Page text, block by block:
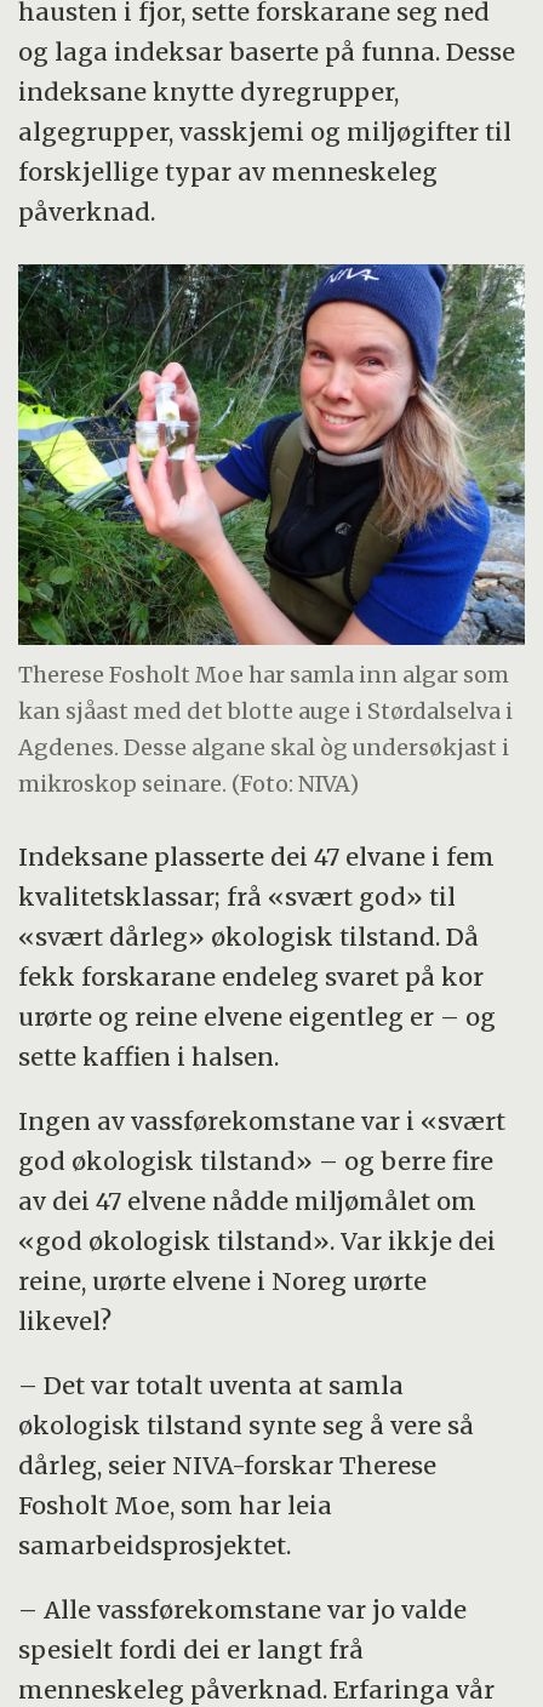
hausten i fjor, sette forskarane seg ned
og laga indeksar baserte på funna. Desse
indeksane knytte dyregrupper,
algegrupper, vasskjemi og miljøgifter til
forskjellige typar av menneskeleg
påverknad.
Therese Fosholt Moe har samla inn algar som
kan sjåast med det blotte auge i Størdalselva i
Agdenes. Desse algane skal òg undersøkjast i
mikroskop seinare. (Foto: NIVA)
Indeksane plasserte dei 47 elvane i fem
kvalitetsklassar; frå «svært god» til
«svært dårleg» økologisk tilstand. Då
fekk forskarane endeleg svaret på kor
urørte og reine elvene eigentleg er – og
sette kaffien i halsen.
Ingen av vassførekomstane var i «svært
god økologisk tilstand» – og berre fire
av dei 47 elvene nådde miljømålet om
«god økologisk tilstand». Var ikkje dei
reine, urørte elvene i Noreg urørte
likevel?
– Det var totalt uventa at samla
økologisk tilstand synte seg å vere så
dårleg, seier NIVA-forskar Therese
Fosholt Moe, som har leia
samarbeidsprosjektet.
– Alle vassførekomstane var jo valde
spesielt fordi dei er langt frå
menneskeleg påverknad. Erfaringa vår